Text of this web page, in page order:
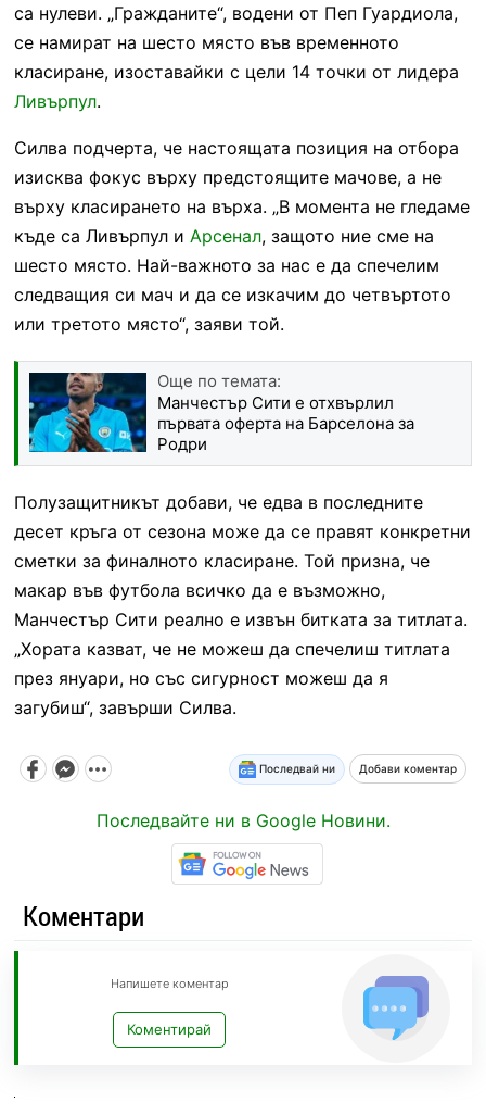
са нулеви. „Гражданите“, водени от Пеп Гуардиола,
се намират на шесто място във временното
класиране, изоставайки с цели 14 точки от лидера
Ливърпул.
Силва подчерта, че настоящата позиция на отбора
изисква фокус върху предстоящите мачове, а не
върху класирането на върха. „В момента не гледаме
къде са Ливърпул и Арсенал, защото ние сме на
шесто място. Най-важното за нас е да спечелим
следващия си мач и да се изкачим до четвъртото
или третото място“, заяви той.
Още по темата:
Манчестър Сити е отхвърлил
първата оферта на Барселона за
Родри
Полузащитникът добави, че едва в последните
десет кръга от сезона може да се правят конкретни
сметки за финалното класиране. Той призна, че
макар във футбола всичко да е възможно,
Манчестър Сити реално е извън битката за титлата.
„Хората казват, че не можеш да спечелиш титлата
през януари, но със сигурност можеш да я
загубиш“, завърши Силва.
Последвай ни Добави коментар
Последвайте ни в Google Новини.
Коментари
Напишете коментар
Коментирай